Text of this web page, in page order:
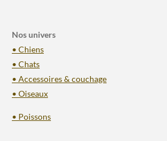
Nos univers
• Chiens
• Chats
• Accessoires & couchage
• Oiseaux
• Poissons